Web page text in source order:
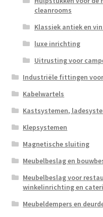
cleanrooms
Klassiek antiek en
luxe inrichting
Uitrusting voor
Industriële fittingen
Kabelwartels
Kastsystemen,
Klepsystemen
Magnetische sluiting
Meubelbeslag en
Meubelbeslag voor
winkelinrichting en
Meubeldempers en